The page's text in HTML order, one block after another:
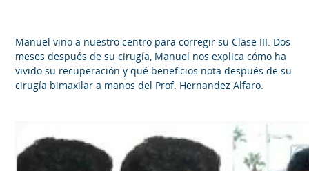
Manuel vino a nuestro centro para corregir su Clase III. Dos
meses después de su cirugía, Manuel nos explica cómo ha
vivido su recuperación y qué beneficios nota después de su
cirugía bimaxilar a manos del Prof. Hernandez Alfaro.